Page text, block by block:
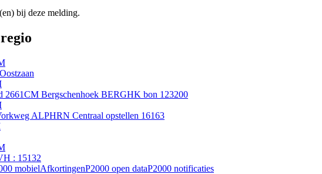
bij deze melding.
2661CM Bergschenhoek BERGHK bon 123200
ALPHRN Centraal opstellen 16163
: 15132
mobielAfkortingenP2000 open dataP2000 notificaties